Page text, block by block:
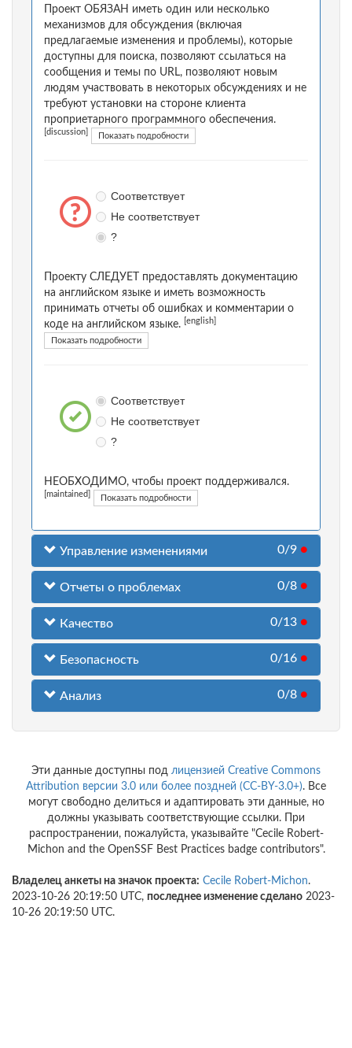
Проект ОБЯЗАН иметь один или несколько
механизмов для обсуждения (включая
предлагаемые изменения и проблемы), которые
доступны для поиска, позволяют ссылаться на
сообщения и темы по URL, позволяют новым
людям участвовать в некоторых обсуждениях и не
требуют установки на стороне клиента
проприетарного программного обеспечения.
[discussion] Показать подробности
Соответствует
Не соответствует
?
Проекту СЛЕДУЕТ предоставлять документацию
на английском языке и иметь возможность
принимать отчеты об ошибках и комментарии о
коде на английском языке.
[english]
Показать подробности
Соответствует
Не соответствует
?
НЕОБХОДИМО, чтобы проект поддерживался.
[maintained] Показать подробности
Управление изменениями 0/9 ●
Отчеты о проблемах 0/8 ●
Качество 0/13 ●
Безопасность 0/16 ●
Анализ 0/8 ●
Эти данные доступны под лицензией Creative Commons
Attribution версии 3.0 или более поздней (CC-BY-3.0+). Все
могут свободно делиться и адаптировать эти данные, но
должны указывать соответствующие ссылки. При
распространении, пожалуйста, указывайте "Cecile Robert-
Michon and the OpenSSF Best Practices badge contributors".
Владелец анкеты на значок проекта: Cecile Robert-Michon.
2023-10-26 20:19:50 UTC, последнее изменение сделано 2023-
10-26 20:19:50 UTC.